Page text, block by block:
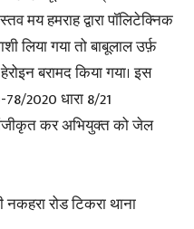
मय हमराह द्वारा पॉलिटेक्निक
गया तो बाबूलाल उर्फ़
बरामद किया गया। इस
2020 धारा 8/21
कर अभियुक्त को जेल
रोड टिकरा थाना